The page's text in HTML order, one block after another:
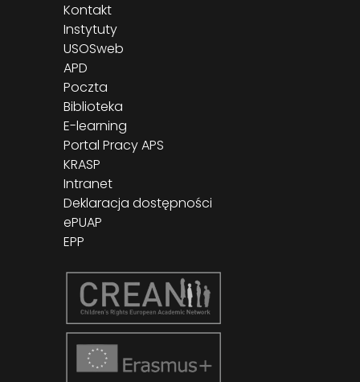
Kontakt
Instytuty
USOSweb
APD
Poczta
Biblioteka
E-learning
Portal Pracy APS
KRASP
Intranet
Deklaracja dostępności
ePUAP
EPP